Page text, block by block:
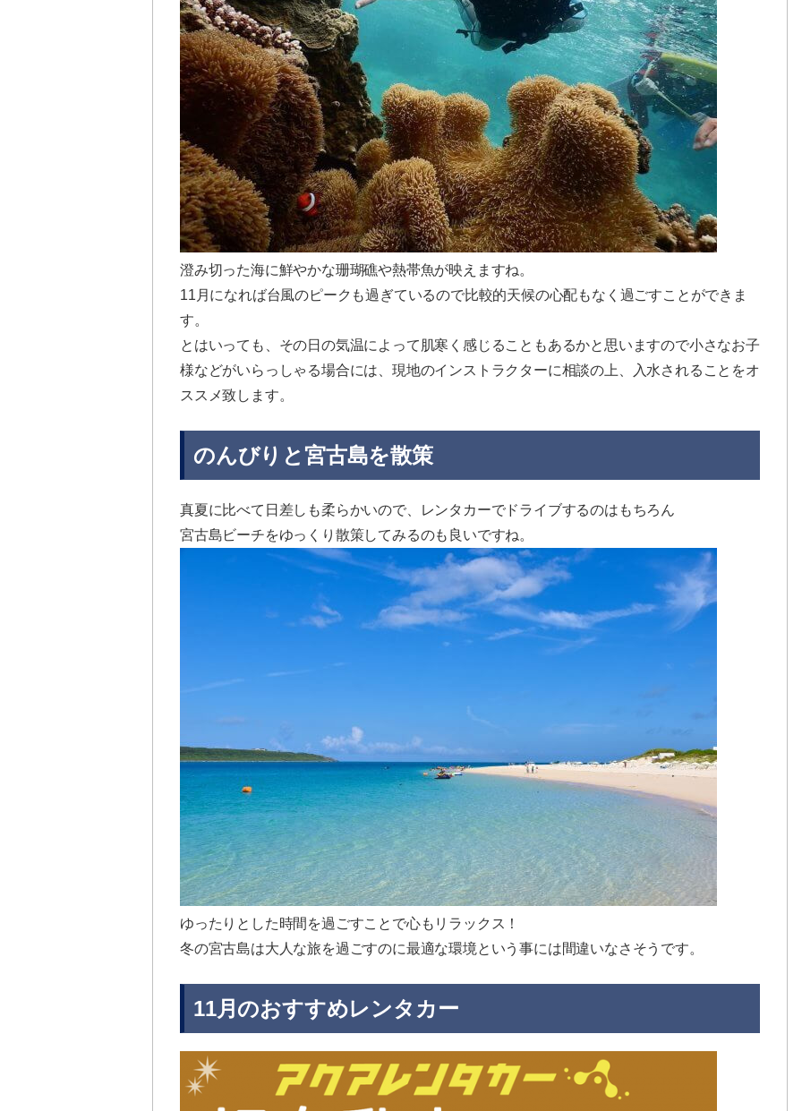
澄み切った海に鮮やかな珊瑚礁や熱帯魚が映えますね。
11月になれば台風のピークも過ぎているので比較的天候の心配もなく過ごすことができま
す。
とはいっても、その日の気温によって肌寒く感じることもあるかと思いますので小さなお子
様などがいらっしゃる場合には、現地のインストラクターに相談の上、入水されることをオ
ススメ致します。
のんびりと宮古島を散策
真夏に比べて日差しも柔らかいので、レンタカーでドライブするのはもちろん
宮古島ビーチをゆっくり散策してみるのも良いですね。
ゆったりとした時間を過ごすことで心もリラックス！
冬の宮古島は大人な旅を過ごすのに最適な環境という事には間違いなさそうです。
11月のおすすめレンタカー